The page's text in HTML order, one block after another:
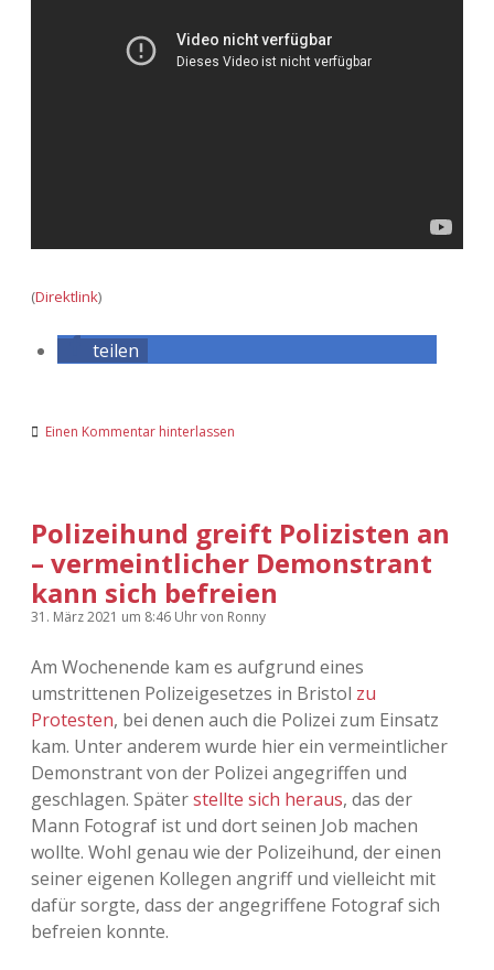
(Direktlink)
teilen
Einen Kommentar hinterlassen
Polizeihund greift Polizisten an
– vermeintlicher Demonstrant
kann sich befreien
31. März 2021 um 8:46 Uhrvon Ronny
Am Wochenende kam es aufgrund eines
umstrittenen Polizeigesetzes in Bristol zu
Protesten, bei denen auch die Polizei zum Einsatz
kam. Unter anderem wurde hier ein vermeintlicher
Demonstrant von der Polizei angegriffen und
geschlagen. Späterstellte sich heraus, das der
Mann Fotograf ist und dort seinen Job machen
wollte. Wohl genau wie der Polizeihund, der einen
seiner eigenen Kollegen angriff und vielleicht mit
dafür sorgte, dass der angegriffene Fotograf sich
befreien konnte.